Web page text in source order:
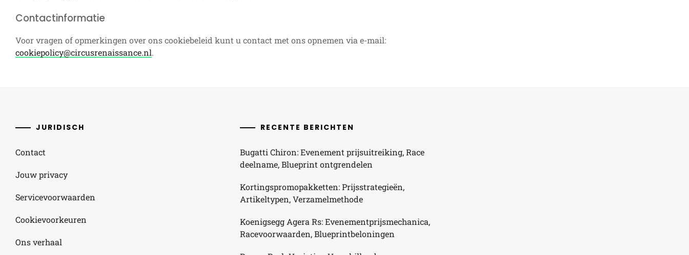
Contactinformatie
Voor vragen of opmerkingen over ons cookiebeleid kunt u contact met ons opnemen via e-mail:
cookiepolicy@circusrenaissance.nl.
JURIDISCH
Contact
Jouw privacy
Servicevoorwaarden
Cookievoorkeuren
Ons verhaal
RECENTE BERICHTEN
Bugatti Chiron: Evenement prijsuitreiking, Race
deelname, Blueprint ontgrendelen
Kortingspromopakketten: Prijsstrategieën,
Artikeltypen, Verzamelmethode
Koenigsegg Agera Rs: Evenementprijsmechanica,
Racevoorwaarden, Blueprintbeloningen